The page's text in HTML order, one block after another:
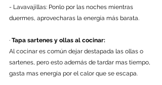
- Lavavajillas: Ponlo por las noches mientras
duermes, aprovecharas la energía más barata.
· Tapa sartenes y ollas al cocinar:
Al cocinar es común dejar destapada las ollas o
sartenes, pero esto además de tardar mas tiempo,
gasta mas energía por el calor que se escapa.